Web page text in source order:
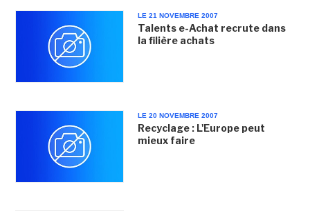
LE 21 NOVEMBRE 2007
Talents e-Achat recrute dans
la filière achats
LE 20 NOVEMBRE 2007
Recyclage : L'Europe peut
mieux faire